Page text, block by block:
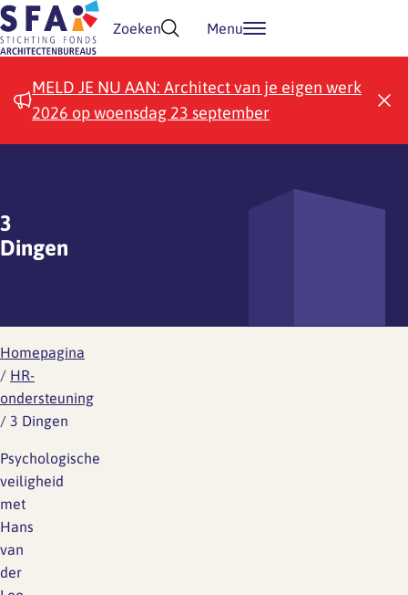
Doorgaan naar inhoud
Zoeken Menu
MELD JE NU AAN: Architect van je eigen werk
2026 op woensdag 23 september
3
Dingen
Homepagina
/ HR-
ondersteuning
/ 3 Dingen
Psychologische
veiligheid
met
Hans
van
der